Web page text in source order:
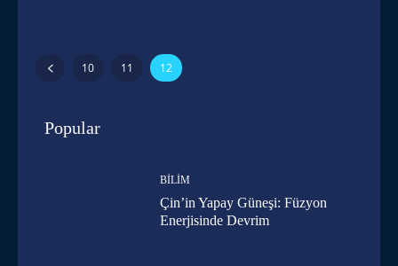
10 11 12
Popular
BILIM
Çin’in Yapay Güneşi: Füzyon
Enerjisinde Devrim